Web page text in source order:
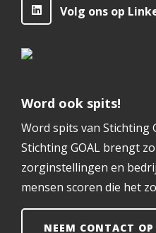
Volg ons op
Word ook spits!
Word spits van Stichting
Stichting GOAL brengt
zorginstellingen en
mensen scoren die het
NEEM CONTACT OP